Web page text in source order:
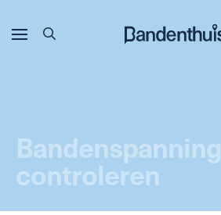
Bandenspanning
controleren